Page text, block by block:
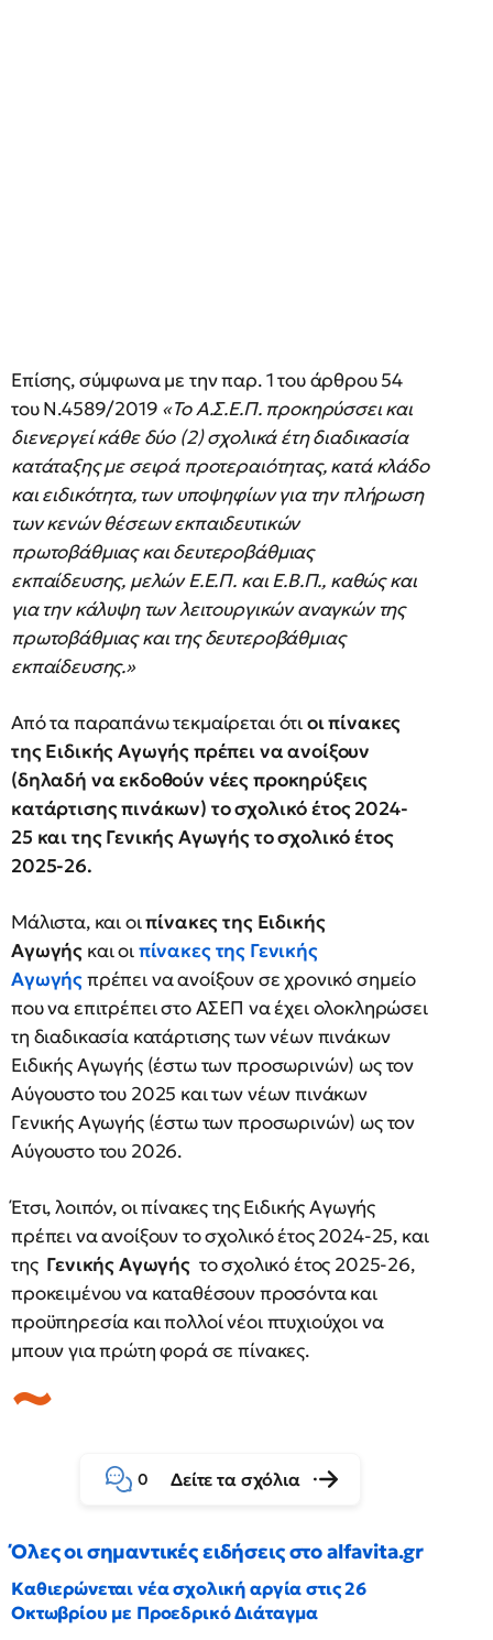
Επίσης, σύμφωνα με την παρ. 1 του άρθρου 54
του Ν.4589/2019 «Το Α.Σ.Ε.Π. προκηρύσσει και
διενεργεί κάθε δύο (2) σχολικά έτη διαδικασία
κατάταξης με σειρά προτεραιότητας, κατά κλάδο
και ειδικότητα, των υποψηφίων για την πλήρωση
των κενών θέσεων εκπαιδευτικών
πρωτοβάθμιας και δευτεροβάθμιας
εκπαίδευσης, μελών Ε.Ε.Π. και Ε.Β.Π., καθώς και
για την κάλυψη των λειτουργικών αναγκών της
πρωτοβάθμιας και της δευτεροβάθμιας
εκπαίδευσης.»
Από τα παραπάνω τεκμαίρεται ότιοι πίνακες
της Ειδικής Αγωγής πρέπει να ανοίξουν
(δηλαδή να εκδοθούν νέες προκηρύξεις
κατάρτισης πινάκων) το σχολικό έτος 2024-
25 και της Γενικής Αγωγής το σχολικό έτος
2025-26.
Μάλιστα, και οιπίνακες της Ειδικής
Αγωγής και οιπίνακες της Γενικής
Αγωγήςπρέπει να ανοίξουν σε χρονικό σημείο
που να επιτρέπει στο ΑΣΕΠ να έχει ολοκληρώσει
τη διαδικασία κατάρτισης των νέων πινάκων
Ειδικής Αγωγής (έστω των προσωρινών) ως τον
Αύγουστο του 2025 και των νέων πινάκων
Γενικής Αγωγής (έστω των προσωρινών) ως τον
Αύγουστο του 2026.
Έτσι, λοιπόν, οι πίνακες της Ειδικής Αγωγής
πρέπει να ανοίξουν το σχολικό έτος 2024-25, και
της Γενικής Αγωγής το σχολικό έτος 2025-26,
προκειμένου να καταθέσουν προσόντα και
προϋπηρεσία και πολλοί νέοι πτυχιούχοι να
μπουν για πρώτη φορά σε πίνακες.
0 Δείτε τα σχόλια
Όλες οι σημαντικές ειδήσεις στο alfavita.gr
Καθιερώνεται νέα σχολική αργία στις 26
Οκτωβρίου με Προεδρικό Διάταγμα